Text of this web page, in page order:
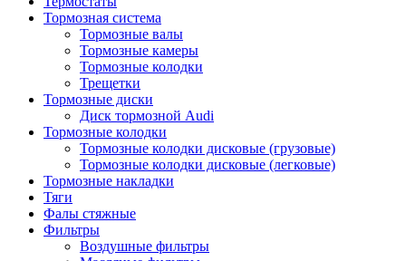
Тормозная система
Тормозные валы
Тормозные камеры
Тормозные колодки
Трещетки
Тормозные диски
Диск тормозной Audi
Тормозные колодки
Тормозные колодки дисковые (грузовые)
Тормозные колодки дисковые (легковые)
Тормозные накладки
Тяги
Фалы стяжные
Фильтры
Воздушные фильтры